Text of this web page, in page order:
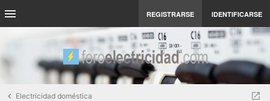
REGISTRARSE IDENTIFICARSE
Electricidad doméstica